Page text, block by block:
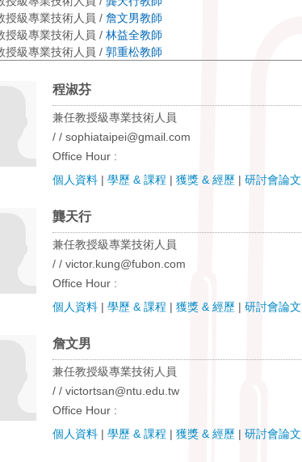
授級專業技術人員 / 詹文男教師
授級專業技術人員 / 林益全教師
授級專業技術人員 / 郭重松教師
程淑芬
兼任教授級專業技術人員
/ / sophiataipei@gmail.com
Office Hour :
個人資料 | 學歷 & 課程 | 獲獎 & 經歷 | 研討會論文
龔天行
兼任教授級專業技術人員
/ / victor.kung@fubon.com
Office Hour :
個人資料 | 學歷 & 課程 | 獲獎 & 經歷 | 研討會論文
詹文男
兼任教授級專業技術人員
/ / victortsan@ntu.edu.tw
Office Hour :
個人資料 | 學歷 & 課程 | 獲獎 & 經歷 | 研討會論文